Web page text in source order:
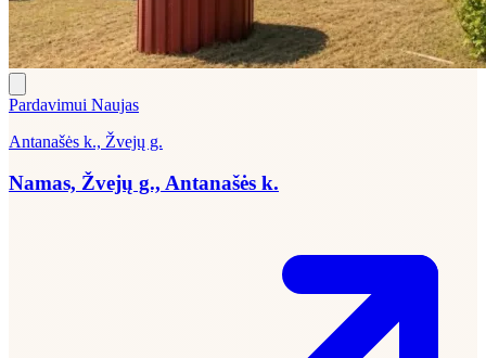
Pardavimui Naujas
Antanašės k., Žvejų g.
Namas, Žvejų g., Antanašės k.